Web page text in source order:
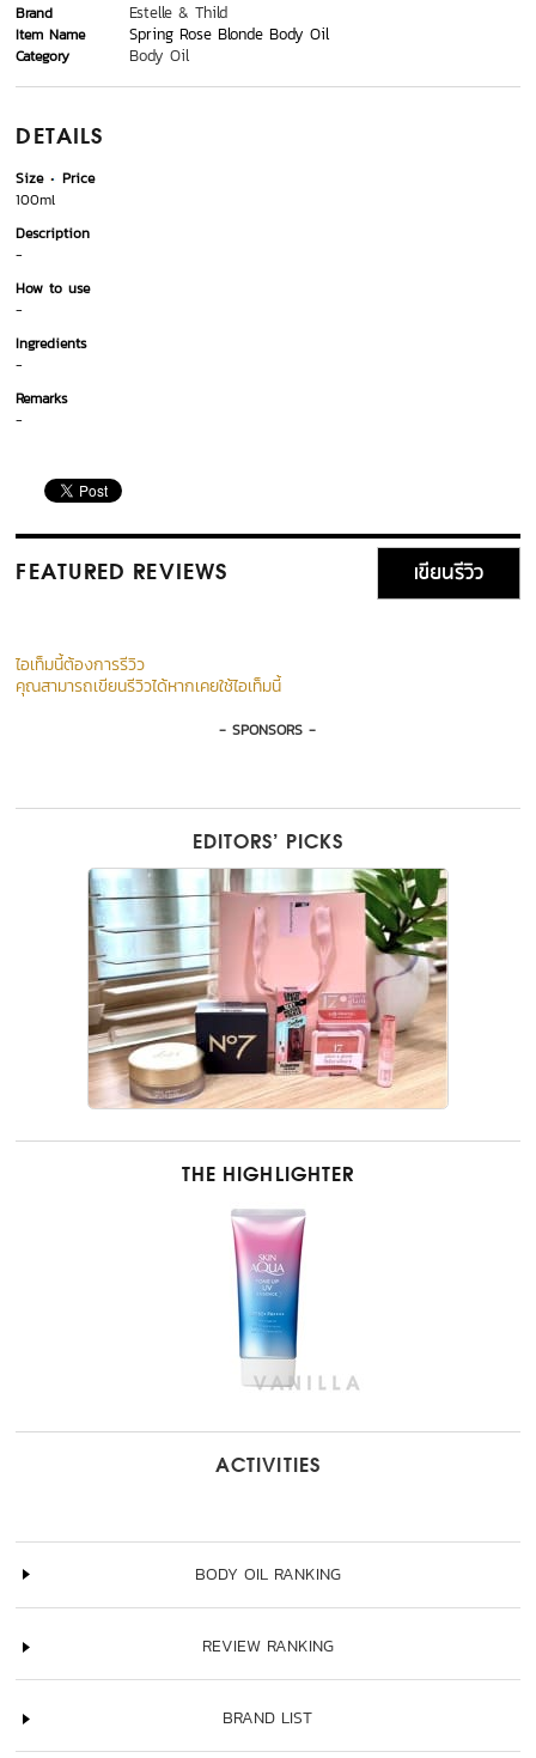
Brand Estelle & Thild
Item Name Spring Rose Blonde Body Oil
Category Body Oil
DETAILS
Size
Price
100ml
Description
-
How to use
-
Ingredients
-
Remarks
-
FEATURED REVIEWS เขียนรีวิว
ไอเท็มนี้ต้องการรีวิว
คุณสามารถเขียนรีวิวได้หากเคยใช้ไอเท็มนี้
- SPONSORS -
EDITORS’ PICKS
THE HIGHLIGHTER
ACTIVITIES
BODY OIL RANKING
REVIEW RANKING
BRAND LIST